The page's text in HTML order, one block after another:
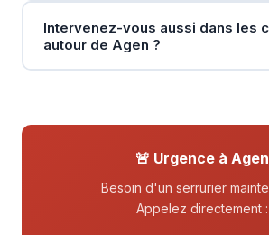
Intervenez-vous aussi dans les
autour de Agen ?
🚨 Urgence à Agen
Besoin d'un serrurier
Appelez directement :